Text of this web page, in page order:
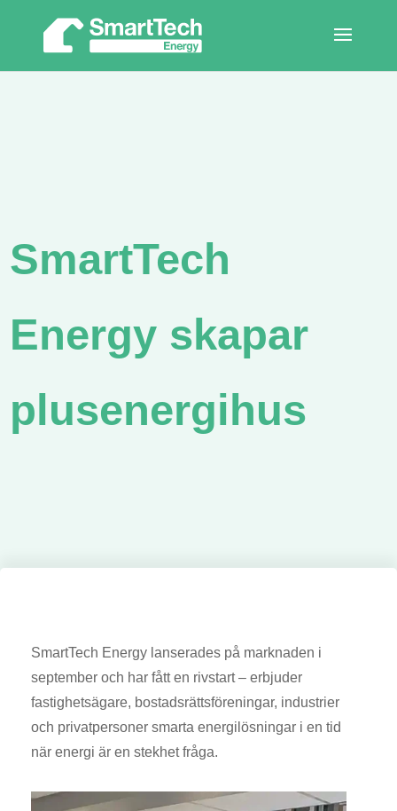
SmartTech
Energy skapar
plusenergihus
SmartTech Energy lanserades på marknaden i
september och har fått en rivstart – erbjuder
fastighetsägare, bostadsrättsföreningar, industrier
och privatpersoner smarta energilösningar i en tid
när energi är en stekhet fråga.